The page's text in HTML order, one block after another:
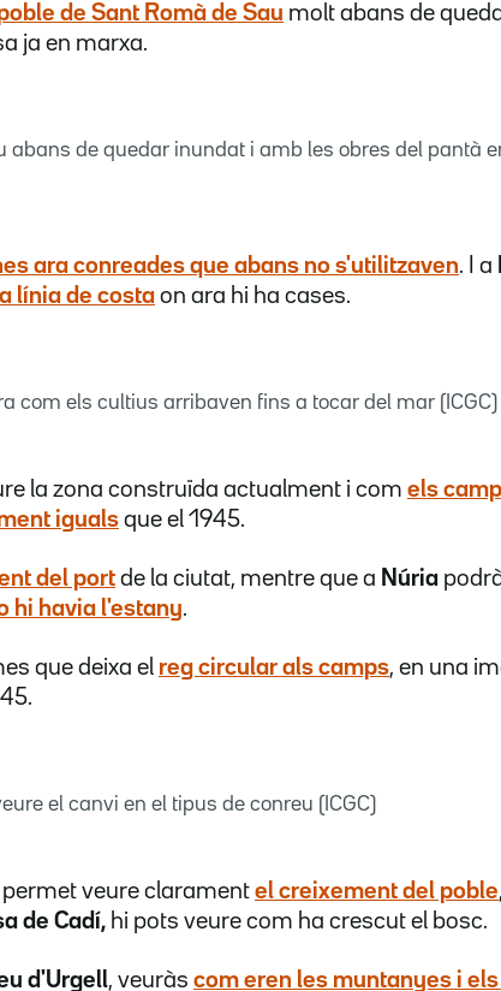
de Sant Romà de Sau molt abans de
ja en marxa.
abans de quedar inundat i amb les obres del pantà
ara conreades que abans no s'utilitzaven. I a
línia de costa on ara hi ha cases.
com els cultius arribaven fins a tocar del mar (ICGC)
la zona construïda actualment i com els
iguals que el 1945.
del port de la ciutat, mentre que a Núria
hi havia l'estany.
que deixa el reg circular als camps, en una
el canvi en el tipus de conreu (ICGC)
permet veure clarament el creixement del poble,
de Cadí, hi pots veure com ha crescut el bosc.
d'Urgell, veuràs com eren les muntanyes i